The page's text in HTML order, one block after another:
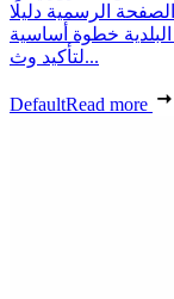
الرسمية دليلًا
خطوة أساسية
لتأكيد وث...
DefaultRead more